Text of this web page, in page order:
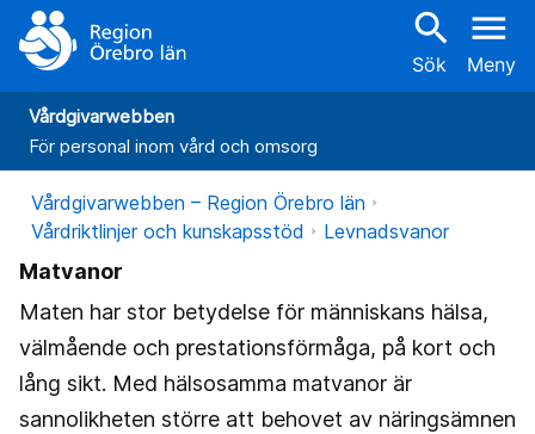
search
Sök
menu
Meny
Vårdgivarwebben
För personal inom vård och omsorg
Vårdgivarwebben – Region Örebro län
Vårdriktlinjer och kunskapsstöd
Levnadsvanor
Matvanor
Maten har stor betydelse för människans hälsa,
välmående och prestationsförmåga, på kort och
lång sikt. Med hälsosamma matvanor är
sannolikheten större att behovet av näringsämnen